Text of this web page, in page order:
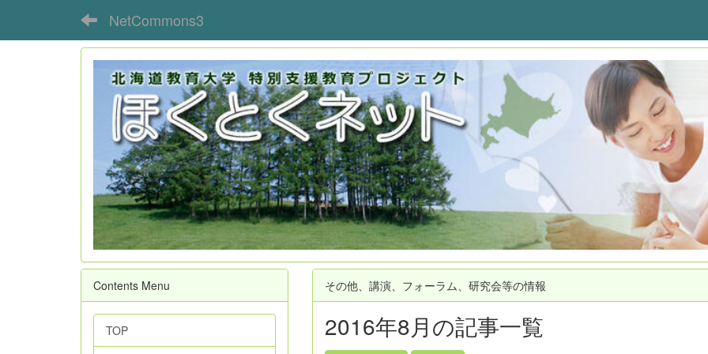
NetCommons3
その他、講演、フォーラム、研究会等の情報
2016年8月の記事一覧
Contents Menu
TOP